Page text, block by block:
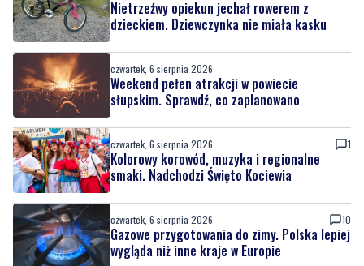
czwartek, 6 sierpnia 2026 12
Nietrzeźwy opiekun jechał rowerem z
dzieckiem. Dziewczynka nie miała kasku
czwartek, 6 sierpnia 2026
Weekend pełen atrakcji w powiecie
słupskim. Sprawdź, co zaplanowano
czwartek, 6 sierpnia 2026 1
Kolorowy korowód, muzyka i regionalne
smaki. Nadchodzi Święto Kociewia